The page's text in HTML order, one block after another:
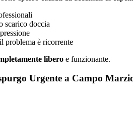
scarico doccia
problema è ricorrente
libero e funzionante.
Urgente a Campo